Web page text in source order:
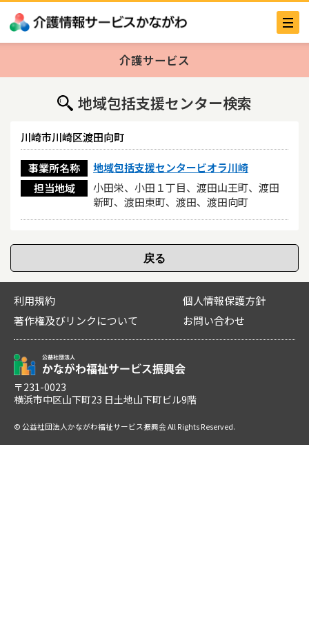
介護サービス
地域包括支援センター検索
川崎市川崎区渡田向町
事業所名称
地域包括支援センタービオラ川崎
担当地域
小田栄、小田１丁目、渡田山王町、渡田
新町、渡田東町、渡田、渡田向町
利用規約
個人情報保護方針
著作権及びリンクについて
お問い合わせ
〒231-0023
横浜市中区山下町23 日土地山下町ビル9階
© 公益社団法人かながわ福祉サービス振興会 All Rights Reserved.